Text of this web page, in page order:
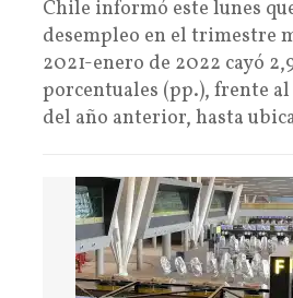
Chile informó este lunes
desempleo en el trimestre
2021-enero de 2022 cayó
porcentuales (pp.), frente
del año anterior, hasta